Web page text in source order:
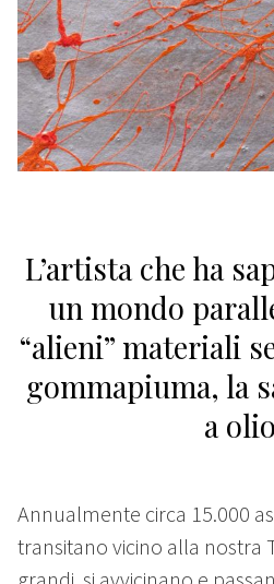
L’artista che ha
un mondo
“alieni” materiali
gommapiuma, la
a
Annualmente circa 15.000
transitano vicino alla nostra